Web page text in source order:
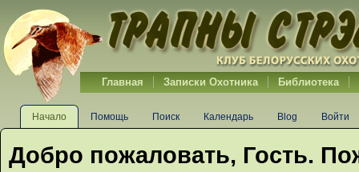
Главная Записки Охотника Библиотека
Начало Помощь Поиск Календарь Blog Войти
Добро пожаловать, Гость.